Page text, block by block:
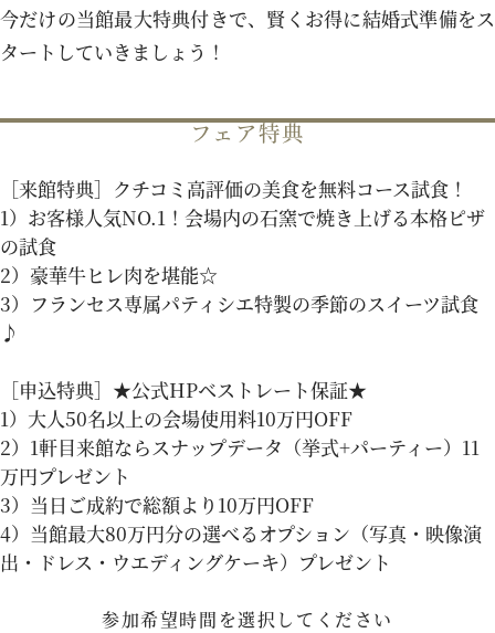
プロポーズご検討の方はこちら
来店予約 オンライン相談
資料請求
今だけの当館最大特典付きで、賢くお得に結婚式準備をス
タートしていきましょう！
フェア特典
［来館特典］クチコミ高評価の美食を無料コース試食！
1）お客様人気NO.1！会場内の石窯で焼き上げる本格ピザ
の試食
2）豪華牛ヒレ肉を堪能☆
3）フランセス専属パティシエ特製の季節のスイーツ試食
♪
［申込特典］★公式HPベストレート保証★
1）大人50名以上の会場使用料10万円OFF
2）1軒目来館ならスナップデータ（挙式+パーティー）11
万円プレゼント
3）当日ご成約で総額より10万円OFF
4）当館最大80万円分の選べるオプション（写真・映像演
出・ドレス・ウエディングケーキ）プレゼント
参加希望時間を選択してください